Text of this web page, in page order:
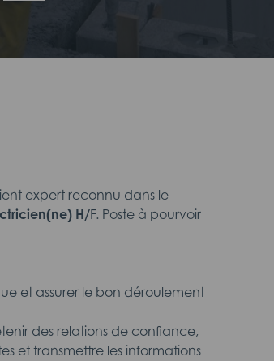
expert reconnu dans le
H/F. Poste à pourvoir
et assurer le bon déroulement
des relations de confiance,
et transmettre les informations